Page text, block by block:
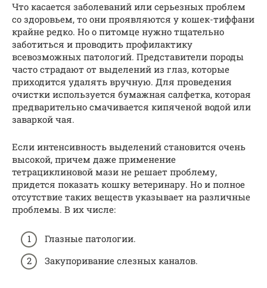
Что касается заболеваний или серьезных проблем
со здоровьем, то они проявляются у кошек-тиффани
крайне редко. Но о питомце нужно тщательно
заботиться и проводить профилактику
всевозможных патологий. Представители породы
часто страдают от выделений из глаз, которые
приходится удалять вручную. Для проведения
очистки используется бумажная салфетка, которая
предварительно смачивается кипяченой водой или
заваркой чая.
Если интенсивность выделений становится очень
высокой, причем даже применение
тетрациклиновой мази не решает проблему,
придется показать кошку ветеринару. Но и полное
отсутствие таких веществ указывает на различные
проблемы. В их числе:
Глазные патологии.
Закупоривание слезных каналов.